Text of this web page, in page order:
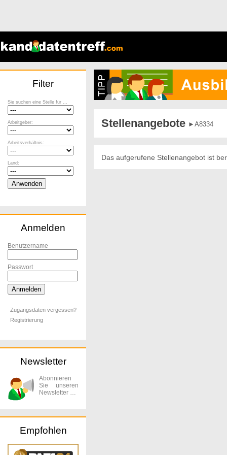
Filter
Sie suchen eine Stelle für ...
Arbeitgeber:
Arbeitsverhältnis:
Land:
Anmelden
Benutzername
Passwort
Zugangsdaten vergessen?
Registrierung
Newsletter
Abonnieren
Sie unseren
Newsletter …
Empfohlen
Stellenangebote ►A8334
Das aufgerufene Stellenangebot ist